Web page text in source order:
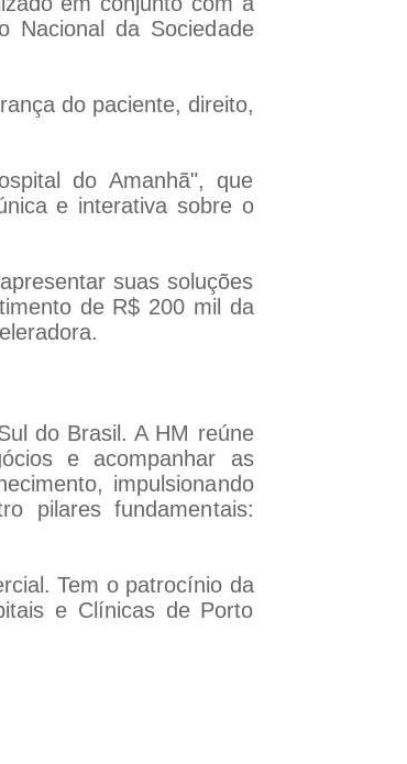
Nacional da Sociedade
do paciente, direito,
do Amanhã", que
e interativa sobre o
suas soluções
de R$ 200 mil da
do Brasil. A HM reúne
e acompanhar as
impulsionando
pilares fundamentais:
Tem o patrocínio da
e Clínicas de Porto